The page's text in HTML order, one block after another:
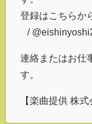
登録はこちらか
/
連絡またはお仕
す。
【楽曲提供 株